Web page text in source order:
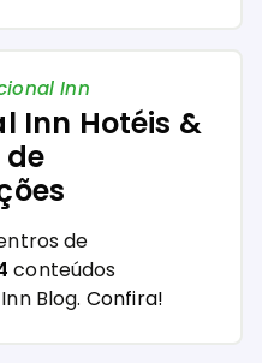
Inn
Inn Hotéis &
de
conteúdos
Blog. Confira!